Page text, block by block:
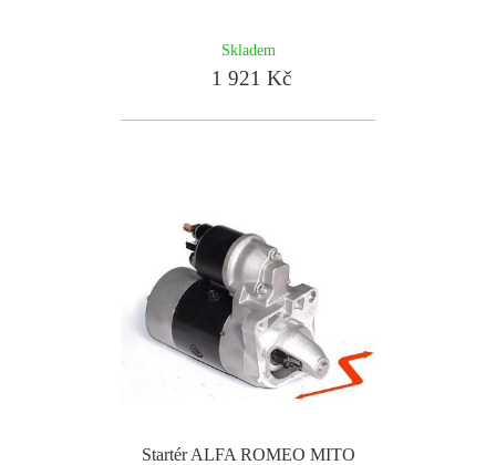
Skladem
1 921 Kč
Startér ALFA ROMEO MITO